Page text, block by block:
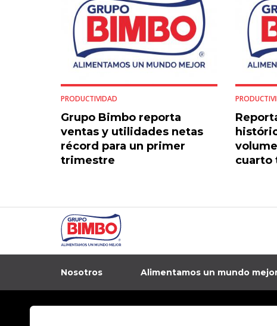
PRODUCTIVIDAD
Grupo Bimbo reporta
ventas y utilidades netas
récord para un primer
trimestre
cuarto
Nosotros Alimentamos un mundo